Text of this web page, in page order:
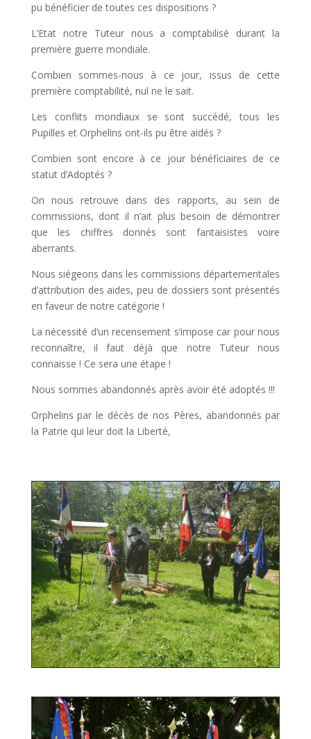
pu bénéficier de toutes ces dispositions ?
L’Etat notre Tuteur nous a comptabilisé durant la
première guerre mondiale.
Combien sommes-nous à ce jour, issus de cette
première comptabilité, nul ne le sait.
Les conflits mondiaux se sont succédé, tous les
Pupilles et Orphelins ont-ils pu être aidés ?
Combien sont encore à ce jour bénéficiaires de ce
statut d’Adoptés ?
On nous retrouve dans des rapports, au sein de
commissions, dont il n’ait plus besoin de démontrer
que les chiffres donnés sont fantaisistes voire
aberrants.
Nous siégeons dans les commissions départementales
d’attribution des aides, peu de dossiers sont présentés
en faveur de notre catégorie !
La nécessité d’un recensement s’impose car pour nous
reconnaître, il faut déjà que notre Tuteur nous
connaisse ! Ce sera une étape !
Nous sommes abandonnés après avoir été adoptés !!!
Orphelins par le décès de nos Pères, abandonnés par
la Patrie qui leur doit la Liberté,